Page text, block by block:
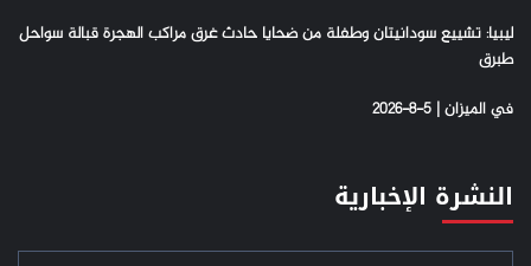
ليبيا: تشييع سودانيتان وطفلة من ضحايا حادث غرق مراكب الهجرة قبالة سواحل
طبرق
في الميزان | 5-8-2026
النشرة الإخبارية